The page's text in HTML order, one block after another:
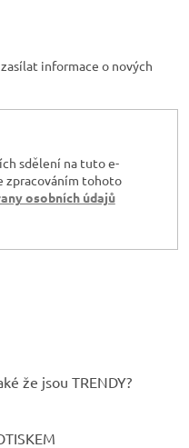
informace o nových
sdělení na tuto e-
zpracováním tohoto
osobních údajů
že jsou TRENDY?